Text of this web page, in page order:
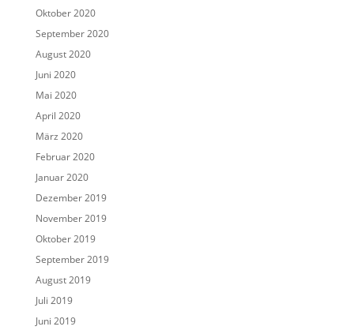
Oktober 2020
September 2020
August 2020
Juni 2020
Mai 2020
April 2020
März 2020
Februar 2020
Januar 2020
Dezember 2019
November 2019
Oktober 2019
September 2019
August 2019
Juli 2019
Juni 2019